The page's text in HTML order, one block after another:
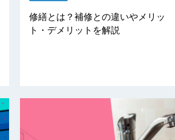
修繕とは？補修との違いやメリッ
ト・デメリットを解説